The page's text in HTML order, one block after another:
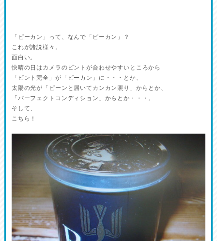
「ピーカン」って、なんで「ピーカン」？
これが諸説様々。
面白い。
快晴の日はカメラのピントが合わせやすいところから
「ピント完全」が「ピーカン」に・・・とか、
太陽の光が「ピーンと届いてカンカン照り」からとか、
「パーフェクトコンディション」からとか・・・。
そして、
こちら！